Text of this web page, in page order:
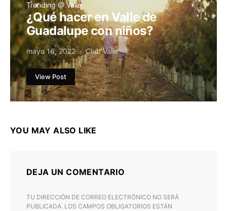
Trending @ Valle
¿Qué hacer en Valle de
Guadalupe con niños?
mayo 16, 2022 Club Valle
View Post
YOU MAY ALSO LIKE
DEJA UN COMENTARIO
TU DIRECCIÓN DE CORREO ELECTRÓNICO NO SERÁ
PUBLICADA. LOS CAMPOS OBLIGATORIOS ESTÁN